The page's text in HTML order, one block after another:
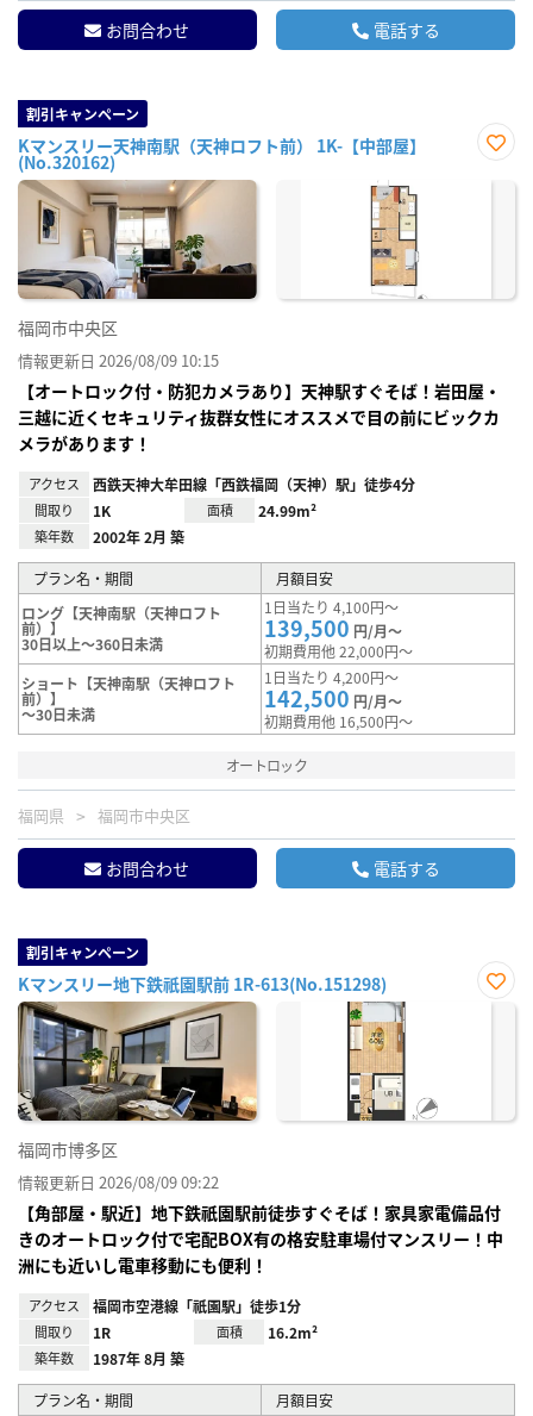
お問合わせ 電話する
割引キャンペーン
Kマンスリー天神南駅（天神ロフト前） 1K-【中部屋】
(No.320162)
に入
福岡市中央区
情報更新日 2026/08/09 10:15
【オートロック付・防犯カメラあり】天神駅すぐそば！岩田屋・
三越に近くセキュリティ抜群女性にオススメで目の前にビックカ
メラがあります！
アクセス 西鉄天神大牟田線「西鉄福岡（天神）駅」徒歩4分
間取り 1K 面積 24.99m²
築年数 2002年 2月 築
プラン名・期間
月額目安
ロング【天神南駅（天神ロフト
前）】
30日以上～360日未満
1日当たり 4,100円～
139,500 円/月～
初期費用他 22,000円～
ショート【天神南駅（天神ロフト
前）】
～30日未満
1日当たり 4,200円～
142,500 円/月～
初期費用他 16,500円～
オートロック
福岡県 福岡市中央区
お問合わせ 電話する
割引キャンペーン
Kマンスリー地下鉄祇園駅前 1R-613(No.151298)
お気
福岡市博多区
情報更新日 2026/08/09 09:22
【角部屋・駅近】地下鉄祇園駅前徒歩すぐそば！家具家電備品付
きのオートロック付で宅配BOX有の格安駐車場付マンスリー！中
洲にも近いし電車移動にも便利！
アクセス 福岡市空港線「祇園駅」徒歩1分
間取り 1R 面積 16.2m²
築年数 1987年 8月 築
プラン名・期間 月額目安